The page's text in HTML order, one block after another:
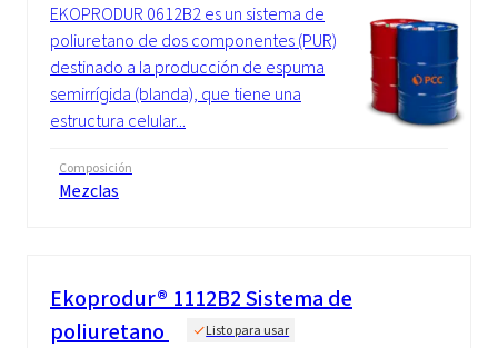
EKOPRODUR 0612B2 es un sistema de
poliuretano de dos componentes (PUR)
destinado a la producción de espuma
semirrígida (blanda), que tiene una
estructura celular...
Composición
Mezclas
Ekoprodur® 1112B2 Sistema de
poliuretano
Listo para usar